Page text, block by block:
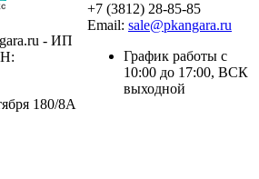
- ИП
180/8А
+7 (3812) 28-85-85
Email: sale@pkangara.ru
График работы с
10:00 до 17:00, ВСК
выходной